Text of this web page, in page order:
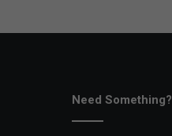
Need Something?